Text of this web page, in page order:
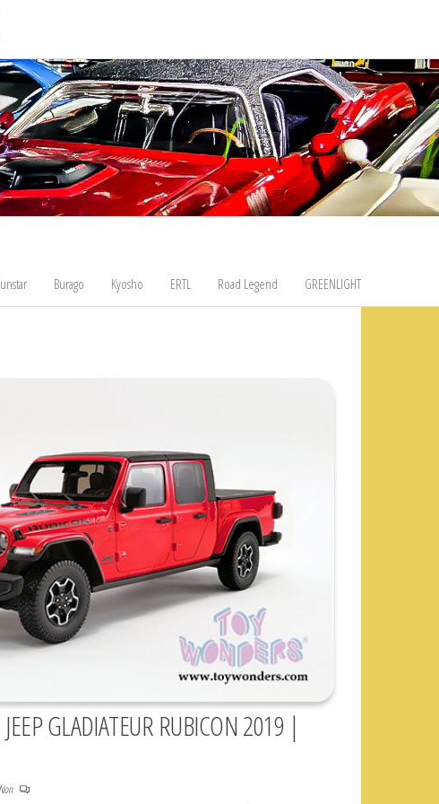
Burago Kyosho ERTL Road Legend GREENLIGHT
GLADIATEUR RUBICON 2019 |
Non